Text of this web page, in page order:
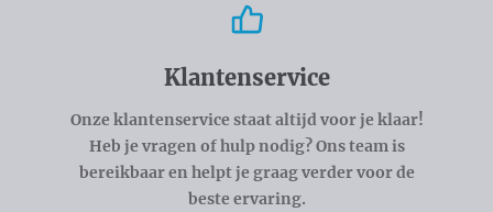
Klantenservice
Onze klantenservice staat altijd voor je klaar!
Heb je vragen of hulp nodig? Ons team is
bereikbaar en helpt je graag verder voor de
beste ervaring.